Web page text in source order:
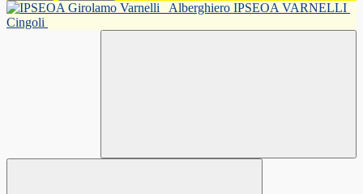
Alberghiero IPSEOA VARNELLI
Cingoli